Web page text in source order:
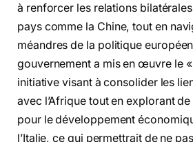
à renforcer les relations
pays comme la Chine, tout en
méandres de la politique
gouvernement a mis en œuvre le
initiative visant à consolider les
avec l’Afrique tout en explorant
pour le développement
l’Italie, ce qui permettrait de ne